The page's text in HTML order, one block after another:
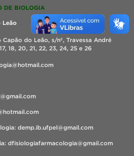
DE BIOLOGIA
Leão
do Leão, s/nº, Travessa André
18, 20, 21, 22, 23, 24, 25 e 26
demp.ib.ufpel@gmail.com
dfisiologiafarmacologia@gmail.com